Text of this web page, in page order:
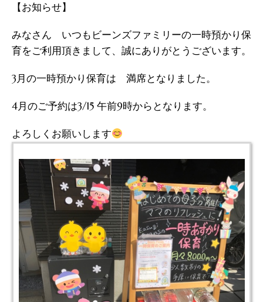
【お知らせ】
みなさん いつもビーンズファミリーの一時預かり保
育をご利用頂きまして、誠にありがとうございます。
3月の一時預かり保育は 満席となりました。
4月のご予約は3/15 午前9時からとなります。
よろしくお願いします